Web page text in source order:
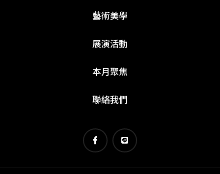
藝術美學
展演活動
本月聚焦
聯絡我們